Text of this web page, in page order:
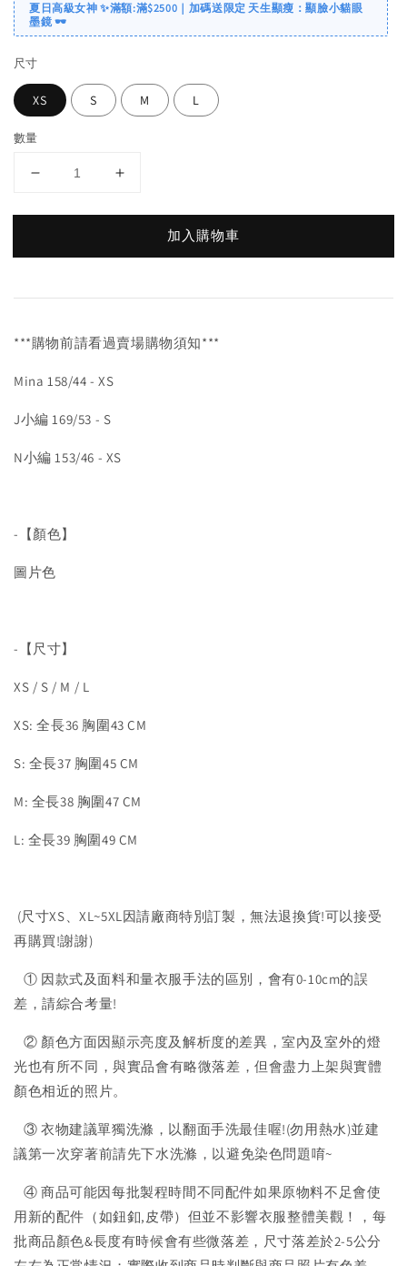
夏日高級女神 ✨滿額:滿$2500｜加碼送限定 天生顯瘦：顯臉小貓眼
墨鏡 🕶️
尺寸
XS S M L
數量
加入購物車
***購物前請看過賣場購物須知***
Mina 158/44 - XS
J小編 169/53 - S
N小編 153/46 - XS
-【顏色】
圖片色
-【尺寸】
XS / S / M / L
XS: 全長36 胸圍43 CM
S: 全長37 胸圍45 CM
M: 全長38 胸圍47 CM
L: 全長39 胸圍49 CM
(尺寸XS、XL~5XL因請廠商特別訂製，無法退換貨!可以接受
再購買!謝謝)
① 因款式及面料和量衣服手法的區別，會有0-10cm的誤
差，請綜合考量!
② 顏色方面因顯示亮度及解析度的差異，室內及室外的燈
光也有所不同，與實品會有略微落差，但會盡力上架與實體
顏色相近的照片。
③ 衣物建議單獨洗滌，以翻面手洗最佳喔!(勿用熱水)並建
議第一次穿著前請先下水洗滌，以避免染色問題唷~
④ 商品可能因每批製程時間不同配件如果原物料不足會使
用新的配件（如鈕釦,皮帶）但並不影響衣服整體美觀！，每
批商品顏色&長度有時候會有些微落差，尺寸落差於2-5公分